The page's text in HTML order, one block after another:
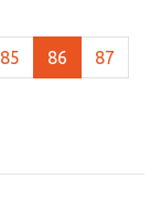
85 86 87